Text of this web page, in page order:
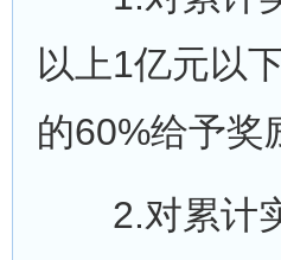
以上1亿元以
的60%给予奖
2.对累计实